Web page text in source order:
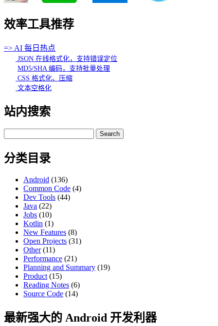
效率工具推荐
=> AI 每日热点
JSON 在线格式化，支持错误定位
MD5/SHA 编码，支持批量处理
CSS 格式化、压缩
文本空格化
站内搜索
for:
分类目录
Android (136)
Common Code (4)
Dev Tools (44)
Java (22)
Jobs (10)
Kotlin (1)
New Features (8)
Open Projects (31)
Other(11)
Performance (21)
Planning and Summary (19)
Product (15)
Reading Notes (6)
Source Code (14)
最新强大的 Android 开发利器